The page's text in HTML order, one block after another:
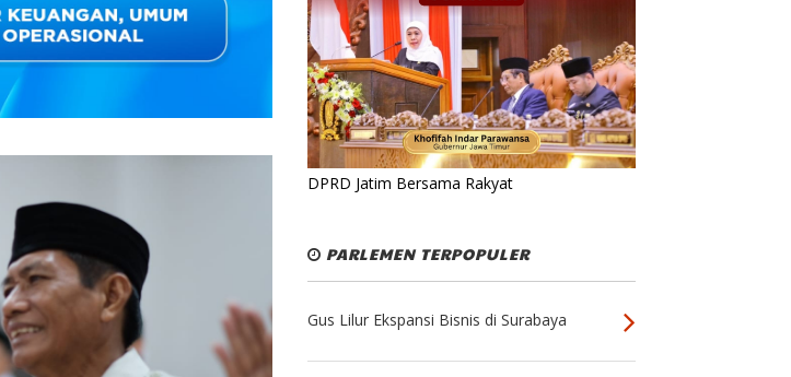
DPRD Jatim Bersama Rakyat
PARLEMEN TERPOPULER
Gus Lilur Ekspansi Bisnis di Surabaya